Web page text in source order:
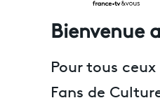
Bienvenue
Pour tous
Fans de